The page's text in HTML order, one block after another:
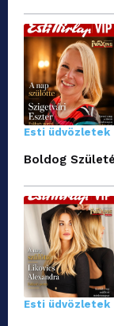
Esti üdvözletek
Boldog
Esti üdvözletek